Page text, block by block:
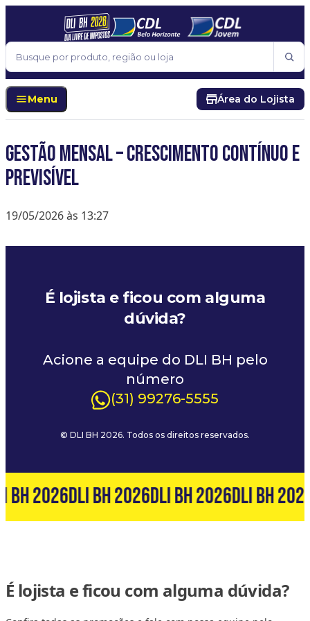
Pular para o conteúdo
Buscar
Menu Área do Lojista
Gestão Mensal – Crescimento contínuo e
previsível
19/05/2026 às 13:27
É lojista e ficou com alguma
dúvida?
Acione a equipe do DLI BH pelo
número
(31) 99276-5555
© DLI BH 2026. Todos os direitos reservados.
BH 2026DLI BH 2026DLI BH 2026DLI BH
É lojista e ficou com alguma dúvida?